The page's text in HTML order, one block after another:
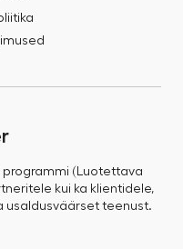
programmi (Luotettava
kui ka klientidele,
usaldusväärset teenust.